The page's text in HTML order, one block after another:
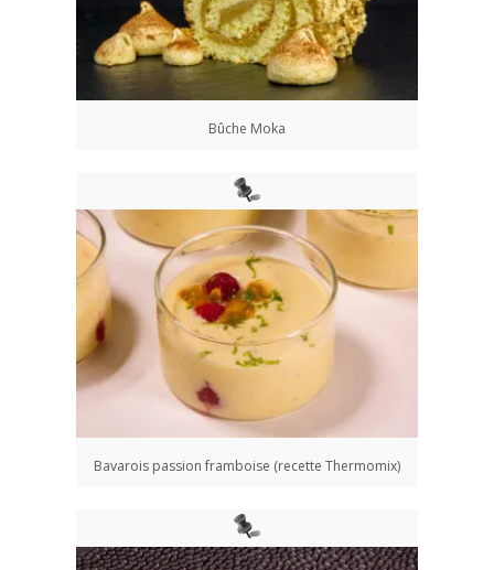
Bûche Moka
Bavarois passion framboise (recette Thermomix)